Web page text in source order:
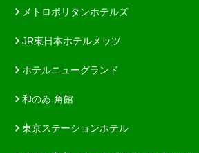
メトロポリタンホテルズ
JR東日本ホテルメッツ
ホテルニューグランド
和のゐ 角館
東京ステーションホテル